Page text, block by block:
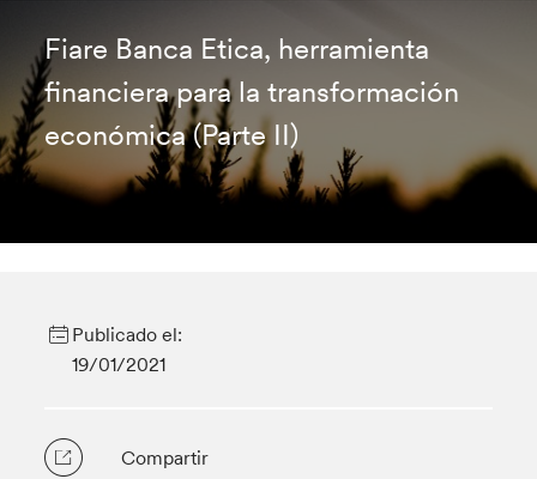
Fiare Banca Etica, herramienta
financiera para la transformación
económica (Parte II)
Publicado el:
19/01/2021
Compartir